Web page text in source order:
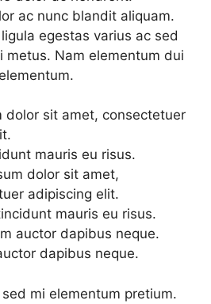
ac nunc blandit aliquam.
egestas varius ac sed
metus. Nam elementum dui
dolor sit amet, consectetuer
mauris eu risus.
dolor sit amet,
adipiscing elit.
mauris eu risus.
auctor dapibus neque.
dapibus neque.
mi elementum pretium.